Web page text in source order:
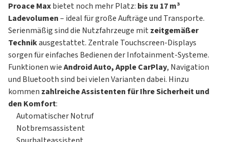
Proace Maxbietet noch mehr Platz: bis zu 17 m³
Ladevolumen– ideal für große Aufträge und Transporte.
Serienmäßig sind die Nutzfahrzeuge mit zeitgemäßer
Technikausgestattet. Zentrale Touchscreen-Displays
sorgen für einfaches Bedienen der Infotainment-Systeme.
Funktionen wieAndroid Auto, Apple CarPlay, Navigation
und Bluetooth sind bei vielen Varianten dabei. Hinzu
kommen zahlreiche Assistenten für Ihre Sicherheit und
den Komfort:
Automatischer Notruf
Notbremsassistent